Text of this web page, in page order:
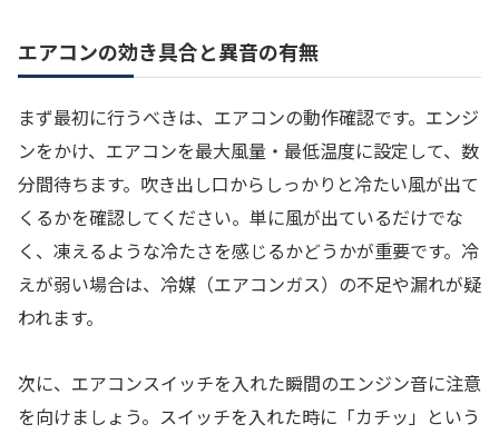
エアコンの効き具合と異音の有無
まず最初に行うべきは、エアコンの動作確認です。エンジ
ンをかけ、エアコンを最大風量・最低温度に設定して、数
分間待ちます。吹き出し口からしっかりと冷たい風が出て
くるかを確認してください。単に風が出ているだけでな
く、凍えるような冷たさを感じるかどうかが重要です。冷
えが弱い場合は、冷媒（エアコンガス）の不足や漏れが疑
われます。
次に、エアコンスイッチを入れた瞬間のエンジン音に注意
を向けましょう。スイッチを入れた時に「カチッ」という